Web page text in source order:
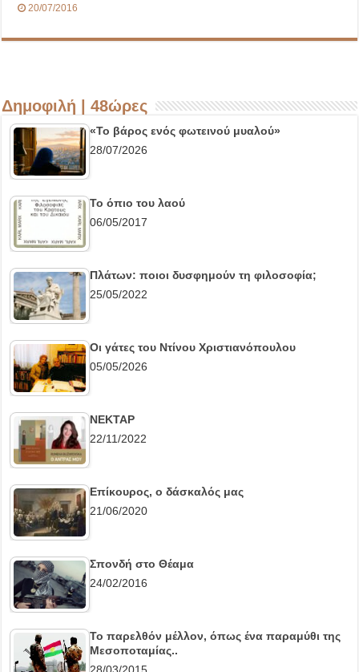
20/07/2016
Δημοφιλή | 48ώρες
«Το βάρος ενός φωτεινού μυαλού»
28/07/2026
Το όπιο του λαού
06/05/2017
Πλάτων: ποιοι δυσφημούν τη φιλοσοφία;
25/05/2022
Οι γάτες του Ντίνου Χριστιανόπουλου
05/05/2026
ΝΕΚΤΑΡ
22/11/2022
Επίκουρος, ο δάσκαλός μας
21/06/2020
Σπονδή στο Θέαμα
24/02/2016
Το παρελθόν μέλλον, όπως ένα παραμύθι της
Μεσοποταμίας..